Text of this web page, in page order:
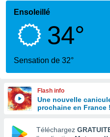
a
par
en
Ensoleillé
34°
Sensation de 32°
Flash info
Une nouvelle
prochaine en France !
Téléchargez